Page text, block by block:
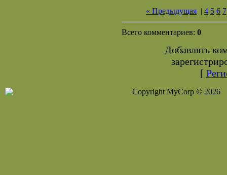
« Предыдущая | 4 5 6 7
Всего комментариев: 0
Добавлять
[
Copyright MyCorp © 2026